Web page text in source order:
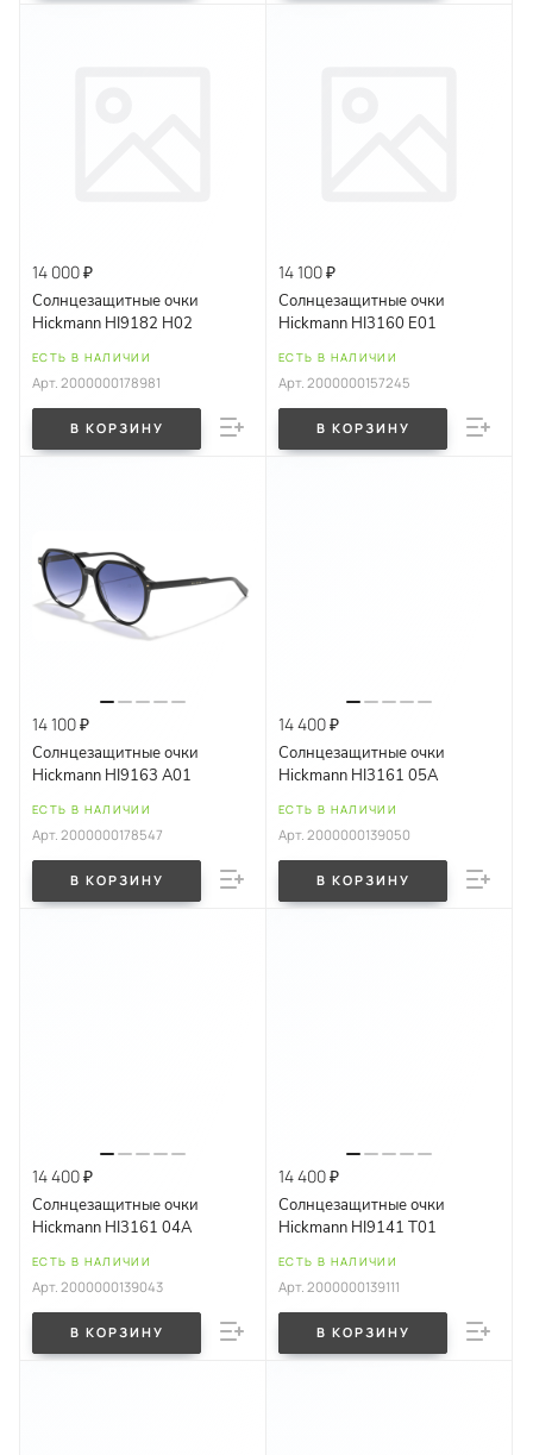
14 000 ₽
Солнцезащитные очки
Hickmann HI9182 H02
ЕСТЬ В НАЛИЧИИ
Арт. 2000000178981
В КОРЗИНУ
14 100 ₽
Солнцезащитные очки
Hickmann HI3160 E01
ЕСТЬ В НАЛИЧИИ
Арт. 2000000157245
В КОРЗИНУ
14 100 ₽
Солнцезащитные очки
Hickmann HI9163 A01
ЕСТЬ В НАЛИЧИИ
Арт. 2000000178547
В КОРЗИНУ
14 400 ₽
Солнцезащитные очки
Hickmann HI3161 05A
ЕСТЬ В НАЛИЧИИ
Арт. 2000000139050
В КОРЗИНУ
14 400 ₽
Солнцезащитные очки
Hickmann HI3161 04A
ЕСТЬ В НАЛИЧИИ
Арт. 2000000139043
В КОРЗИНУ
14 400 ₽
Солнцезащитные очки
Hickmann HI9141 T01
ЕСТЬ В НАЛИЧИИ
Арт. 2000000139111
В КОРЗИНУ